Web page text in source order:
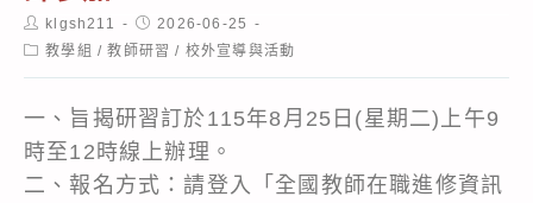
Post
author:
klgsh211
Post
published:
2026-06-25
Post教學組 / 教師研習 / 校外宣導與活動
一、旨揭研習訂於115年8月25日(星期二)上午9
時至12時線上辦理。
二、報名方式：請登入「全國教師在職進修資訊